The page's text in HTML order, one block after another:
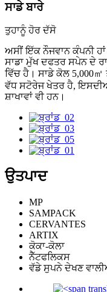
ਸਾਡੇ ਬਾਰੇ
ਤੁਹਾਨੂੰ ਹੋਰ ਦੱਸੋ
ਅਸੀਂ ਇੱਕ ਨੌਜਵਾਨ ਕੰਪਨੀ
ਸਾਡਾ ਮੁੱਖ ਦਫਤਰ ਸਪੇਨ ਦੇ
ਵਿੱਚ ਹੈ। ਸਾਡੇ ਕੋਲ 5,000
ਵੱਧ ਸਟੋਰੇਜ ਖੇਤਰ ਹੈ,
ਸ਼ਾਖਾਵਾਂ ਵੀ ਹਨ।
ਉਤਪਾਦ
MP
SAMPACK
CERVANTES
ARTIX
ਕੋਕਾ-ਕੋਲਾ
ਨੈੱਟਫਲਿਕਸ
ਵੱਡੇ ਸੁਪਨੇ ਦੇਖਣ